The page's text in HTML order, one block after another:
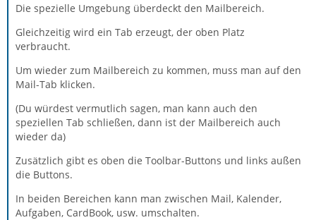
Die spezielle Umgebung überdeckt den Mailbereich.
Gleichzeitig wird ein Tab erzeugt, der oben Platz
verbraucht.
Um wieder zum Mailbereich zu kommen, muss man auf den
Mail-Tab klicken.
(Du würdest vermutlich sagen, man kann auch den
speziellen Tab schließen, dann ist der Mailbereich auch
wieder da)
Zusätzlich gibt es oben die Toolbar-Buttons und links außen
die Buttons.
In beiden Bereichen kann man zwischen Mail, Kalender,
Aufgaben, CardBook, usw. umschalten.